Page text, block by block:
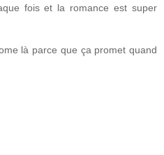
fois et la romance est super
là parce que ça promet quand